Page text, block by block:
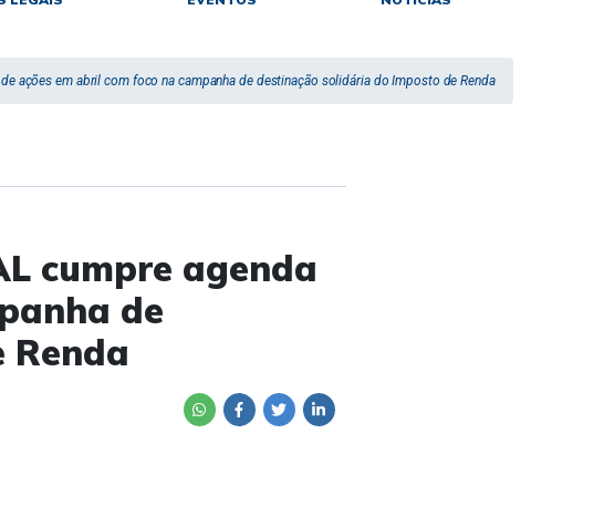
ações em abril com foco na campanha de destinação solidária do Imposto de Renda
cumpre agenda
de